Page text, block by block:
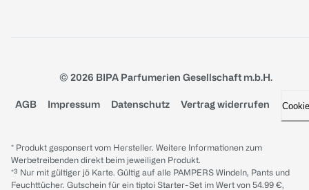
© 2026 BIPA Parfumerien Gesellschaft m.b.H.
AGB Impressum Datenschutz Vertrag widerrufen
* Produkt gesponsert vom Hersteller. Weitere Informationen zum
Werbetreibenden direkt beim jeweiligen Produkt.
*³ Nur mit gültiger jö Karte. Gültig auf alle PAMPERS Windeln, Pants und
Feuchttücher. Gutschein für ein tiptoi Starter-Set im Wert von 54.99 €,